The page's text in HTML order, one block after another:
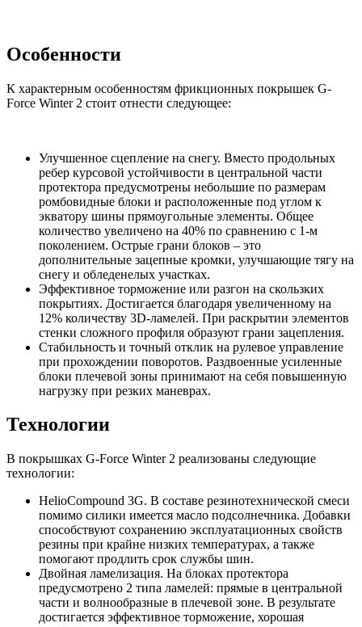
Особенности
К характерным особенностям фрикционных покрышек G-
Force Winter 2 стоит отнести следующее:
Улучшенное сцепление на снегу. Вместо продольных
ребер курсовой устойчивости в центральной части
протектора предусмотрены небольшие по размерам
ромбовидные блоки и расположенные под углом к
экватору шины прямоугольные элементы. Общее
количество увеличено на 40% по сравнению с 1-м
поколением. Острые грани блоков – это
дополнительные зацепные кромки, улучшающие тягу на
снегу и обледенелых участках.
Эффективное торможение или разгон на скользких
покрытиях. Достигается благодаря увеличенному на
12% количеству 3D-ламелей. При раскрытии элементов
стенки сложного профиля образуют грани зацепления.
Стабильность и точный отклик на рулевое управление
при прохождении поворотов. Раздвоенные усиленные
блоки плечевой зоны принимают на себя повышенную
нагрузку при резких маневрах.
Технологии
В покрышках G-Force Winter 2 реализованы следующие
технологии:
HelioCompound 3G. В составе резинотехнической смеси
помимо силики имеется масло подсолнечника. Добавки
способствуют сохранению эксплуатационных свойств
резины при крайне низких температурах, а также
помогают продлить срок службы шин.
Двойная ламелизация. На блоках протектора
предусмотрено 2 типа ламелей: прямые в центральной
части и волнообразные в плечевой зоне. В результате
достигается эффективное торможение, хорошая